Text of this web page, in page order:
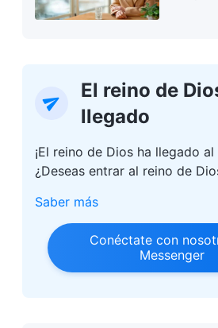
El reino de
llegado
¡El reino de Dios ha llegado al
¿Deseas entrar al reino de
Saber más
Conéctate con
Messenger